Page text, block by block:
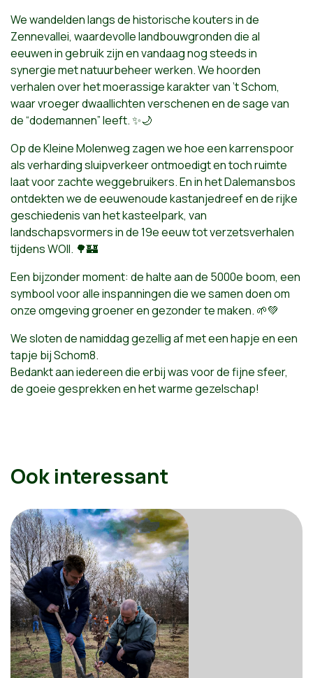
We wandelden langs de historische kouters in de
Zennevallei, waardevolle landbouwgronden die al
eeuwen in gebruik zijn en vandaag nog steeds in
synergie met natuurbeheer werken. We hoorden
verhalen over het moerassige karakter van ’t Schom,
waar vroeger dwaallichten verschenen en de sage van
de “dodemannen” leeft. ✨🌙
Op de Kleine Molenweg zagen we hoe een karrenspoor
als verharding sluipverkeer ontmoedigt en toch ruimte
laat voor zachte weggebruikers. En in het Dalemansbos
ontdekten we de eeuwenoude kastanjedreef en de rijke
geschiedenis van het kasteelpark, van
landschapsvormers in de 19e eeuw tot verzetsverhalen
tijdens WOII. 🌳🏰
Een bijzonder moment: de halte aan de 5000e boom, een
symbool voor alle inspanningen die we samen doen om
onze omgeving groener en gezonder te maken. 🌱💚
We sloten de namiddag gezellig af met een hapje en een
tapje bij Schom8.
Bedankt aan iedereen die erbij was voor de fijne sfeer,
de goeie gesprekken en het warme gezelschap!
Ook interessant